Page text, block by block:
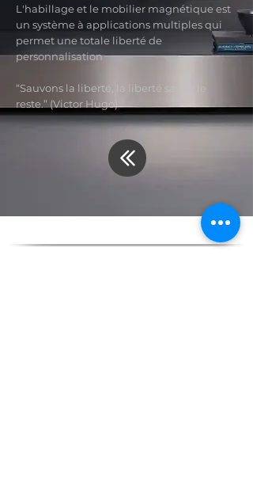
L'habillage et le mobilier magnétique est
un système à applications multiples qui
permet une totale liberté de
personnalisation
“Sauvons la liberté, la liberté sauve le
reste.” (Victor Hugo)